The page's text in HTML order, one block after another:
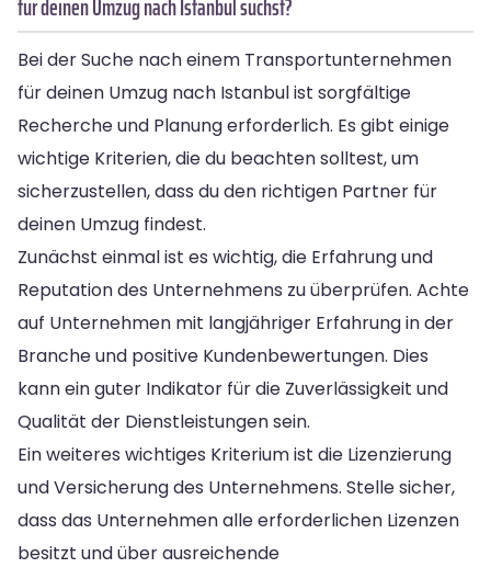
Bei der Suche nach einem Transportunternehmen
für deinen Umzug nach Istanbul ist sorgfältige
Recherche und Planung erforderlich. Es gibt einige
wichtige Kriterien, die du beachten solltest, um
sicherzustellen, dass du den richtigen Partner für
deinen Umzug findest.
Zunächst einmal ist es wichtig, die Erfahrung und
Reputation des Unternehmens zu überprüfen. Achte
auf Unternehmen mit langjähriger Erfahrung in der
Branche und positive Kundenbewertungen. Dies
kann ein guter Indikator für die Zuverlässigkeit und
Qualität der Dienstleistungen sein.
Ein weiteres wichtiges Kriterium ist die Lizenzierung
und Versicherung des Unternehmens. Stelle sicher,
dass das Unternehmen alle erforderlichen Lizenzen
besitzt und über ausreichende